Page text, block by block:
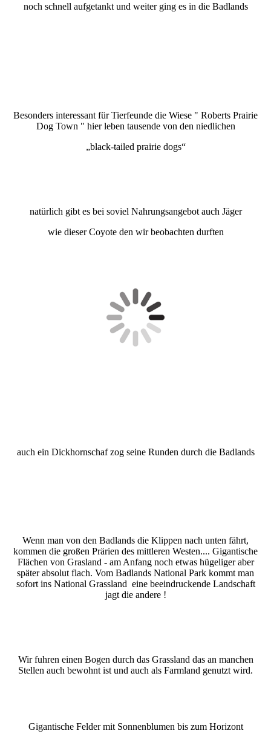
noch schnell aufgetankt und weiter ging es in die Badlands
Besonders interessant für Tierfeunde die Wiese " Roberts Prairie
Dog Town " hier leben tausende von den niedlichen
„black-tailed prairie dogs“
natürlich gibt es bei soviel Nahrungsangebot auch Jäger
wie dieser Coyote den wir beobachten durften
auch ein Dickhornschaf zog seine Runden durch die Badlands
Wenn man von den Badlands die Klippen nach unten fährt,
kommen die großen Prärien des mittleren Westen.... Gigantische
Flächen von Grasland - am Anfang noch etwas hügeliger aber
später absolut flach. Vom Badlands National Park kommt man
sofort ins National Grassland eine beeindruckende Landschaft
jagt die andere !
Wir fuhren einen Bogen durch das Grassland das an manchen
Stellen auch bewohnt ist und auch als Farmland genutzt wird.
Gigantische Felder mit Sonnenblumen bis zum Horizont